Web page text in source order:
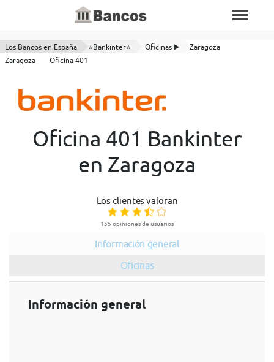
Los Bancos en España ⭐Bankinter⭐ Oficinas ▶️
Zaragoza
Zaragoza
Oficina 401
Oficina 401 Bankinter
en Zaragoza
Los clientes valoran
155 opiniones de usuarios
Información general
Oficinas
Información general